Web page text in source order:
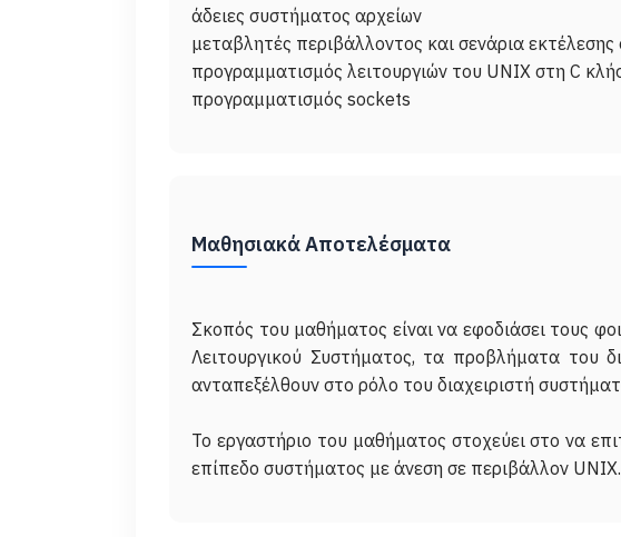
άδειες συστήματος αρχείων
μεταβλητές περιβάλλοντος και σενάρια εκτέλεσης
προγραμματισμός λειτουργιών του UNIX στη C
Μαθησιακά Αποτελέσματα
Σκοπός του μαθήματος είναι να εφοδιάσει τους
Λειτουργικού Συστήματος, τα προβλήματα του
ανταπεξέλθουν στο ρόλο του διαχειριστή
Το εργαστήριο του μαθήματος στοχεύει στο να